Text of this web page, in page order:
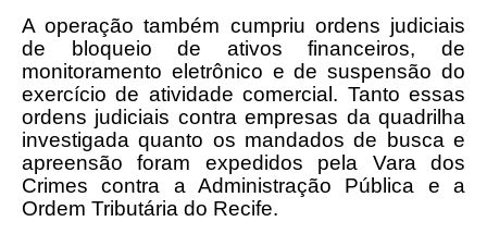
A operação também cumpriu ordens judiciais
de bloqueio de ativos financeiros, de
monitoramento eletrônico e de suspensão do
exercício de atividade comercial. Tanto essas
ordens judiciais contra empresas da quadrilha
investigada quanto os mandados de busca e
apreensão foram expedidos pela Vara dos
Crimes contra a Administração Pública e a
Ordem Tributária do Recife.